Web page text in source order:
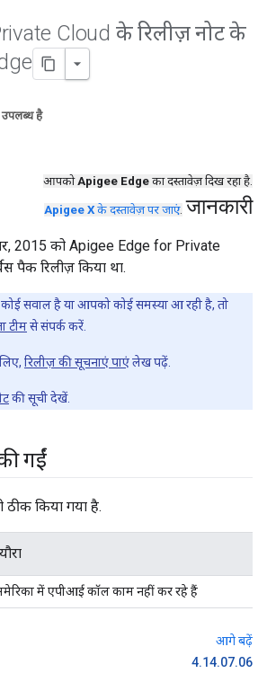
Cloud के रिलीज़ नोट के
है
आपकोApigee Edge का दस्तावेज़ दिख रहा है.
Apigee X के दस्तावेज़ पर जाएं. जानकारी
2015 को Apigee Edge for Private
पैक रिलीज़ किया था.
सवाल है या आपको कोई समस्या आ रही है, तो
टीमसे संपर्क करें.
रिलीज़ की सूचनाएं पाएंलेख पढ़ें.
की सूची देखें.
गईं
किया गया है.
में एपीआई कॉल काम नहीं कर रहे हैं
आगे बढ़ें
4.14.07.06